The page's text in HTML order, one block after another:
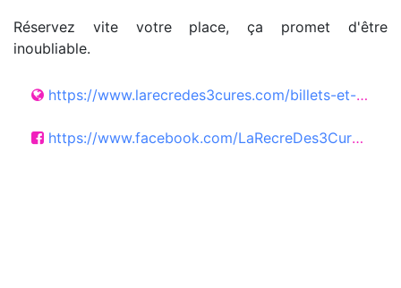
Réservez vite votre place, ça promet d'être
inoubliable.
https://www.larecredes3cures.com/billets-et-reservations/
https://www.facebook.com/LaRecreDes3Cures/